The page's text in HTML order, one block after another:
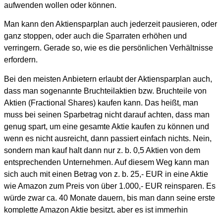
aufwenden wollen oder können.
Man kann den Aktiensparplan auch jederzeit pausieren, oder
ganz stoppen, oder auch die Sparraten erhöhen und
verringern. Gerade so, wie es die persönlichen Verhältnisse
erfordern.
Bei den meisten Anbietern erlaubt der Aktiensparplan auch,
dass man sogenannte Bruchteilaktien bzw. Bruchteile von
Aktien (Fractional Shares) kaufen kann. Das heißt, man
muss bei seinen Sparbetrag nicht darauf achten, dass man
genug spart, um eine gesamte Aktie kaufen zu können und
wenn es nicht ausreicht, dann passiert einfach nichts. Nein,
sondern man kauf halt dann nur z. b. 0,5 Aktien von dem
entsprechenden Unternehmen. Auf diesem Weg kann man
sich auch mit einen Betrag von z. b. 25,- EUR in eine Aktie
wie Amazon zum Preis von über 1.000,- EUR reinsparen. Es
würde zwar ca. 40 Monate dauern, bis man dann seine erste
komplette Amazon Aktie besitzt, aber es ist immerhin